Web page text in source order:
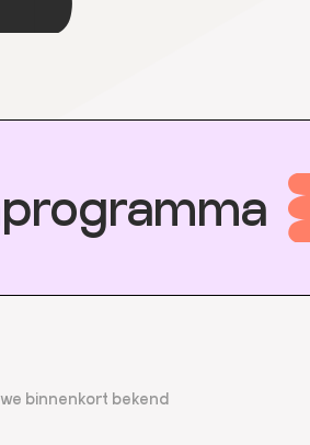
binnenkort bekend